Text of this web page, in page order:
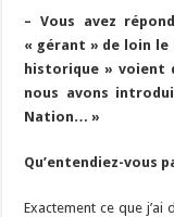
– Vous avez
« gérant » de loin le
historique » voient
nous avons
Nation… »
Qu’entendiez-vous
Exactement ce que